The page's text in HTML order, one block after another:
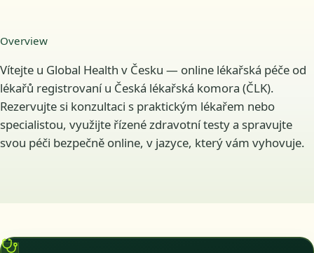
Overview
Vítejte u Global Health v Česku — online lékařská péče od
lékařů registrovaní u Česká lékařská komora (ČLK).
Rezervujte si konzultaci s praktickým lékařem nebo
specialistou, využijte řízené zdravotní testy a spravujte
svou péči bezpečně online, v jazyce, který vám vyhovuje.